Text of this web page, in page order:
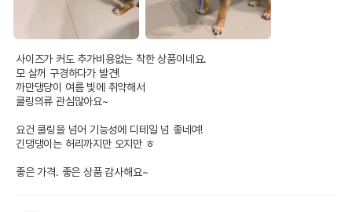
사이즈가 커도 추가비용없는 착한 상품이네요.
모 살꺼 구경하다가 발견!
까만댕댱이 여름 빛에 취약해서
쿨링의류 관심많아요~
요건 쿨링을 넘어 기능성에 디테일 넘 좋네여!
긴댕댕이는 허리까지만 오지만 ㅎ
좋은 가격. 좋은 상품 감사해요~